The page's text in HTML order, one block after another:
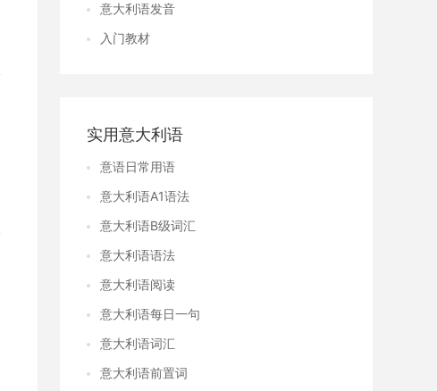
意大利语发音
入门教材
实用意大利语
意语日常用语
意大利语A1语法
意大利语B级词汇
意大利语语法
意大利语阅读
意大利语每日一句
意大利语词汇
意大利语前置词